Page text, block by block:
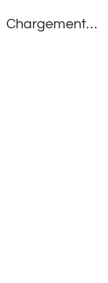
Chargement…